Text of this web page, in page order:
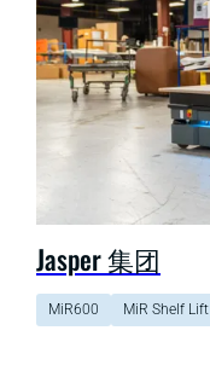
Jasper 集团
MiR600 MiR Shelf Lift